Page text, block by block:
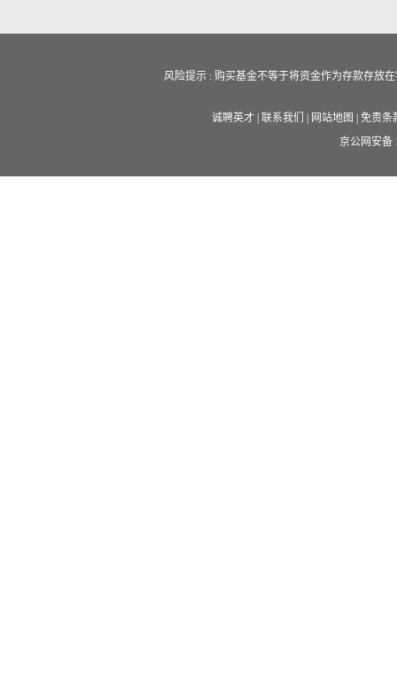
风险提示 : 购买基金不等于将资金作为存款存放
诚聘英才 联系我们 网站地图
免责条
京公网安备